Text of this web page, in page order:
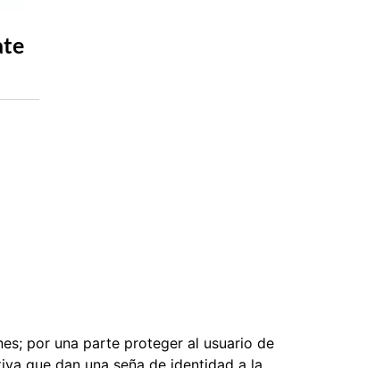
por una parte proteger al usuario de
que dan una seña de identidad a la